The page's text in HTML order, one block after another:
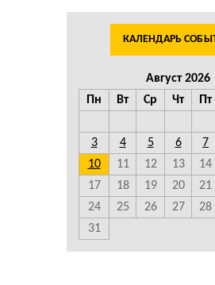
КАЛЕНДАРЬ
Август 2026
Пн
Вт Ср Чт Пт
3
4 5 6 7
10
11 12 13 14
17
18 19 20 21
24
25 26 27 28
31